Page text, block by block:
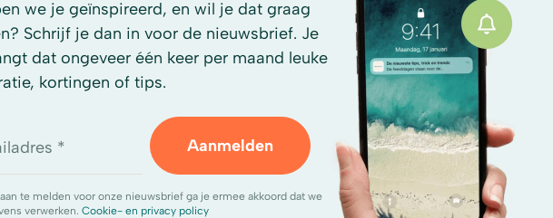
we je geïnspireerd, en wil je dat graag
Schrijf je dan in voor de nieuwsbrief. Je
dat ongeveer één keer per maand leuke
kortingen of tips.
* Aanmelden
te melden voor onze nieuwsbrief ga je ermee akkoord dat we
verwerken. Cookie- en privacy policy